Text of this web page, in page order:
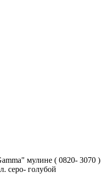
мулине ( 0820- 3070 )
серо- голубой